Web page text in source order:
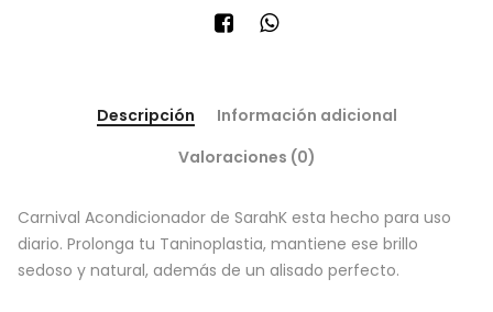
Descripción
Información adicional
Valoraciones (0)
Carnival Acondicionador de SarahK esta hecho para uso
diario. Prolonga tu Taninoplastia, mantiene ese brillo
sedoso y natural, además de un alisado perfecto.